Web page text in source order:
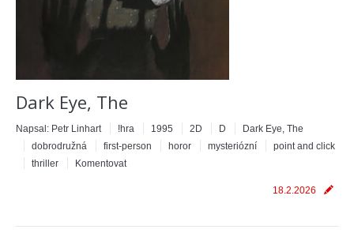
Dark Eye, The
Napsal: Petr Linhart !hra 1995 2D D
Dark Eye, The
dobrodružná
first-person horor mysteriózní
point and click
thriller
Komentovat
18.2.2026